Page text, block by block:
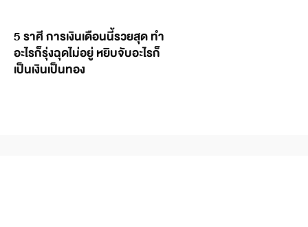
5 ราศี การเงินเดือนนี้รวยสุด ทำ
อะไรก็รุ่งฉุดไม่อยู่ หยิบจับอะไรก็
เป็นเงินเป็นทอง